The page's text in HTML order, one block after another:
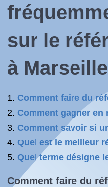
sur le
à Marseille
Comment faire du
Comment gagner en
Comment savoir si
Quel est le meilleur
Quel terme désigne
Comment faire du